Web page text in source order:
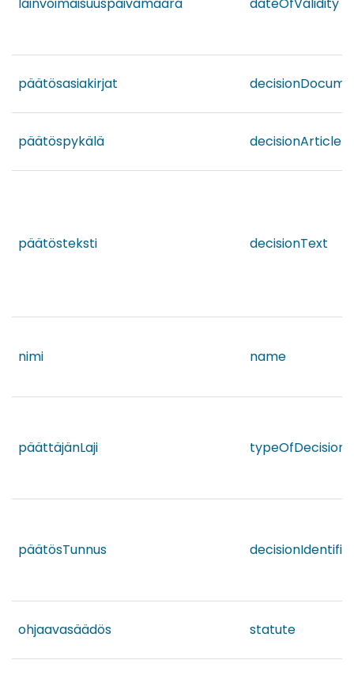
lainvoimaisuuspäivämäärä dateOfValidity
päätösasiakirjat
päätöspykälä decisionArticle
päätösteksti decisionText
nimi name
päättäjänLaji
päätösTunnus
ohjaavasäädös statute